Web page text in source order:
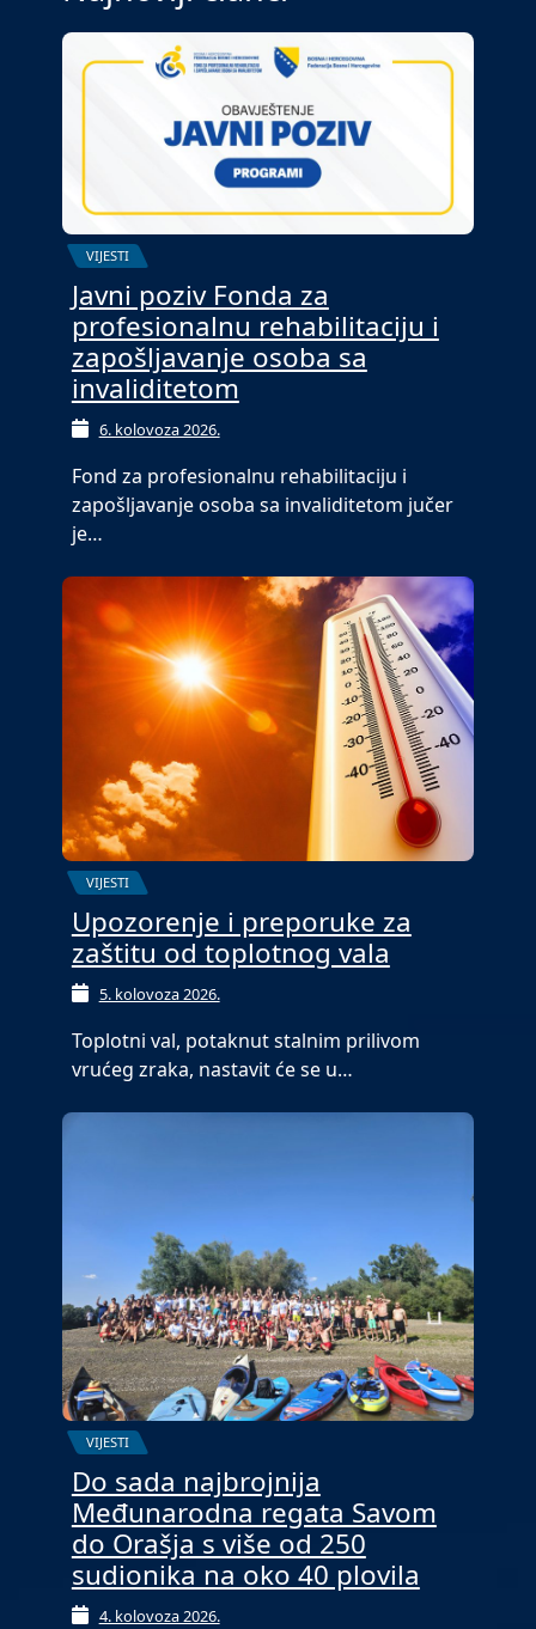
VIJESTI
Javni poziv Fonda za
profesionalnu rehabilitaciju i
zapošljavanje osoba sa
invaliditetom
6. kolovoza 2026.
Fond za profesionalnu rehabilitaciju i
zapošljavanje osoba sa invaliditetom jučer
je…
VIJESTI
Upozorenje i preporuke za
zaštitu od toplotnog vala
5. kolovoza 2026.
Toplotni val, potaknut stalnim prilivom
vrućeg zraka, nastavit će se u…
VIJESTI
Do sada najbrojnija
Međunarodna regata Savom
do Orašja s više od 250
sudionika na oko 40 plovila
4. kolovoza 2026.